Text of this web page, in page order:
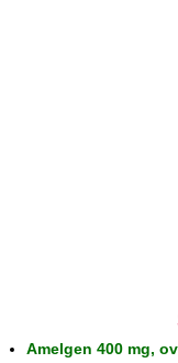
Amelgen 400 mg,